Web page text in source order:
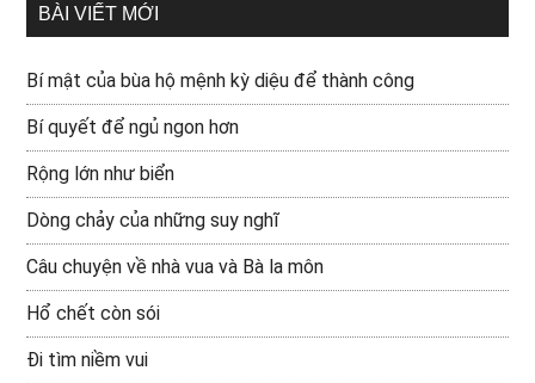
BÀI VIẾT MỚI
Bí mật của bùa hộ mệnh kỳ diệu để thành công
Bí quyết để ngủ ngon hơn
Rộng lớn như biển
Dòng chảy của những suy nghĩ
Câu chuyện về nhà vua và Bà la môn
Hổ chết còn sói
Đi tìm niềm vui